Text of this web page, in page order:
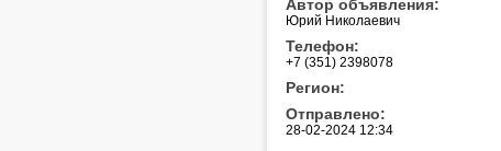
Автор объявления:
Юрий Николаевич
Телефон:
+7 (351) 2398078
Регион:
Отправлено:
28-02-2024 12:34